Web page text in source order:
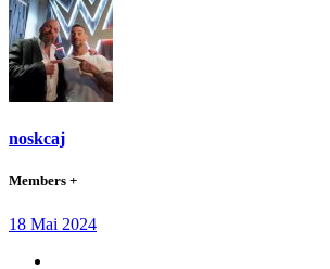
noskcaj
Members +
18 Mai 2024